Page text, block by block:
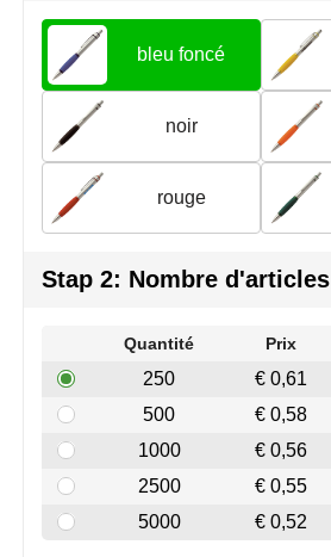
Sacs
Sécurité, voiture & vélo
Loisirs, jeux & plein air
Kambukka
Lipton
MagLite
Marksman
Marvin's
Mepal
MiniMAX
Moleskine
bleu foncé
noir
rouge
Stap 2: Nombre d'articles
Quantité Prix
250
€ 0,61
500
€ 0,58
1000
€ 0,56
2500
€ 0,55
5000
€ 0,52